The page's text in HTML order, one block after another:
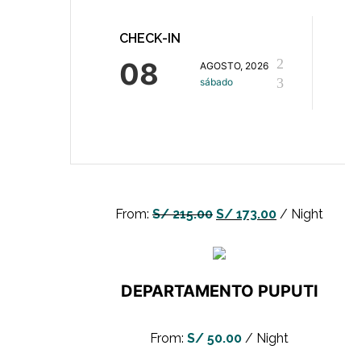
CHECK-IN
08
AGOSTO, 2026
sábado
From: S/215.00 S/ 173.00 / Night
DEPARTAMENTO PUPUTI
From: S/ 50.00 / Night